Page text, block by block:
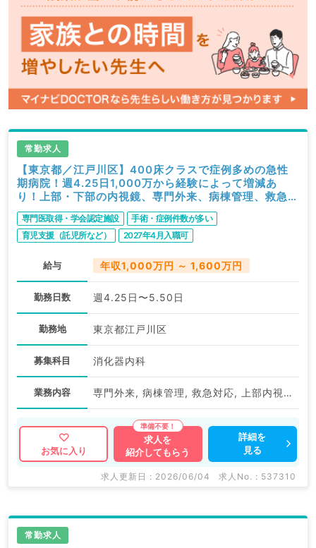
常勤求人
【東京都／江戸川区】400床クラスで症例多めの急性
期病院！週4.25日1,000万から経験によって増減あ
り！上部・下部の内視鏡、専門外来、病棟管理、救急対
応をおまかせ！インセンティブ有・当直オンコール免除
も相談可（消化器内科／常勤）
専門医取得・学会認定施設
手術・症例件数が多い
育児支援（託児所など）
2027年4月入職可
給与 年収1,000万円 ～ 1,600万円
勤務日数 週4.25日〜5.50日
勤務地 東京都江戸川区
募集科目 消化器内科
業務内容 専門外来, 病棟管理, 救急対応, 上部内視鏡検査（ＧＦ）, 下部内視鏡検査（ＣＦ）
お気に入り
求人を
紹介してもらう
詳細を
見る
求人更新日 : 2026/06/04 求人No. : 537310
常勤求人